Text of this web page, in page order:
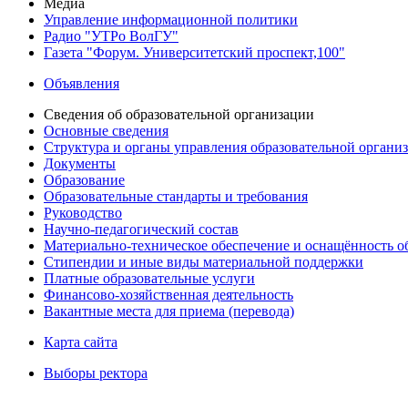
Медиа
Управление информационной политики
Радио "УТРо ВолГУ"
Газета "Форум. Университетский проспект,100"
Объявления
Сведения об образовательной организации
Основные сведения
Структура и органы управления образовательной
Документы
Образование
Образовательные стандарты и требования
Руководство
Научно-педагогический состав
Материально-техническое обеспечение и оснащённость
Стипендии и иные виды материальной поддержки
Платные образовательные услуги
Финансово-хозяйственная деятельность
Вакантные места для приема (перевода)
Карта сайта
Выборы ректора